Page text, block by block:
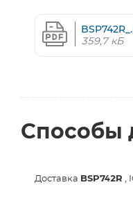
359,7 кБ
Способы
Доставка BSP742R ,